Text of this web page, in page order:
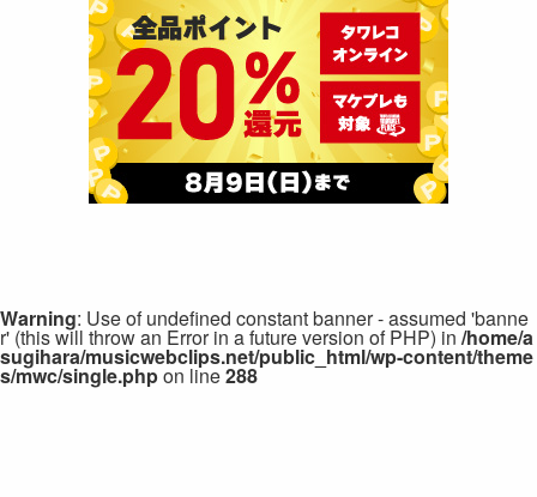
Warning: Use of undefined constant banner - assumed 'banne
r' (this will throw an Error in a future version of PHP) in /home/a
sugihara/musicwebclips.net/public_html/wp-content/theme
s/mwc/single.phpon line288